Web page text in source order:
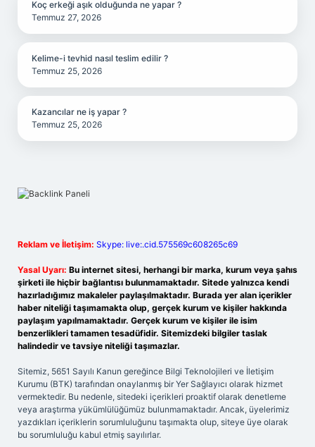
Koç erkeği aşık olduğunda ne yapar ?
Temmuz 27, 2026
Kelime-i tevhid nasıl teslim edilir ?
Temmuz 25, 2026
Kazancılar ne iş yapar ?
Temmuz 25, 2026
Reklam ve İletişim: Skype: live:.cid.575569c608265c69
Yasal Uyarı: Bu internet sitesi, herhangi bir marka, kurum veya şahıs
şirketi ile hiçbir bağlantısı bulunmamaktadır. Sitede yalnızca kendi
hazırladığımız makaleler paylaşılmaktadır. Burada yer alan içerikler
haber niteliği taşımamakta olup, gerçek kurum ve kişiler hakkında
paylaşım yapılmamaktadır. Gerçek kurum ve kişiler ile isim
benzerlikleri tamamen tesadüfidir. Sitemizdeki bilgiler taslak
halindedir ve tavsiye niteliği taşımazlar.
Sitemiz, 5651 Sayılı Kanun gereğince Bilgi Teknolojileri ve İletişim
Kurumu (BTK) tarafından onaylanmış bir Yer Sağlayıcı olarak hizmet
vermektedir. Bu nedenle, sitedeki içerikleri proaktif olarak denetleme
veya araştırma yükümlülüğümüz bulunmamaktadır. Ancak, üyelerimiz
yazdıkları içeriklerin sorumluluğunu taşımakta olup, siteye üye olarak
bu sorumluluğu kabul etmiş sayılırlar.